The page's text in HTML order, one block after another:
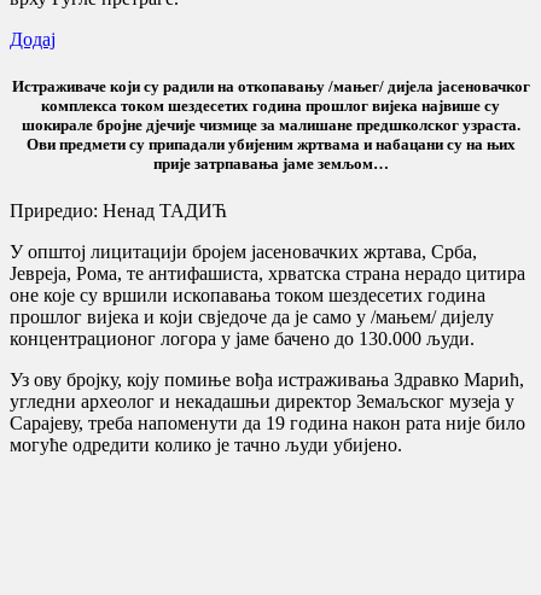
Додај
Истраживаче који су радили на откопавању /мањег/ дијела јасеновачког
комплекса током шездесетих година прошлог вијека највише су
шокирале бројне дјечије чизмице за малишане предшколског узраста.
Ови предмети су припадали убијеним жртвама и набацани су на њих
прије затрпавања јаме земљом…
Приредио: Ненад ТАДИЋ
У општој лицитацији бројем јасеновачких жртава, Срба,
Јевреја, Рома, те антифашиста, хрватска страна нерадо цитира
оне које су вршили ископавања током шездесетих година
прошлог вијека и који свједоче да је само у /мањем/ дијелу
концентрационог логора у јаме бачено до 130.000 људи.
Уз ову бројку, коју помиње вођа истраживања Здравко Марић,
угледни археолог и некадашњи директор Земаљског музеја у
Сарајеву, треба напоменути да 19 година након рата није било
могуће одредити колико је тачно људи убијено.